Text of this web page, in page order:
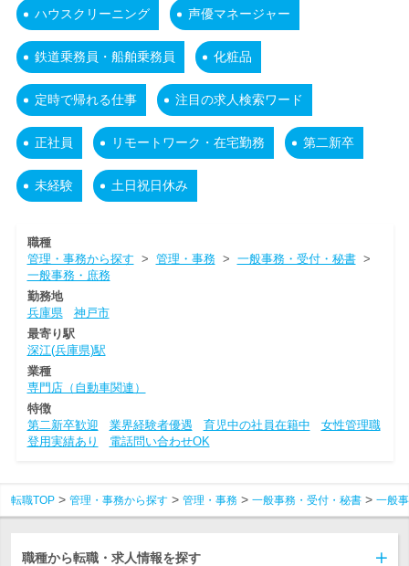
ハウスクリーニング 声優マネージャー
鉄道乗務員・船舶乗務員 化粧品
定時で帰れる仕事 注目の求人検索ワード
正社員 リモートワーク・在宅勤務 第二新卒
未経験 土日祝日休み
職種
管理・事務から探す > 管理・事務> 一般事務・受付・秘書>
一般事務・庶務
勤務地
兵庫県
神戸市
最寄り駅
深江(兵庫県)駅
業種
専門店（自動車関連）
特徴
第二新卒歓迎
業界経験者優遇 育児中の社員在籍中
女性管理職
登用実績あり
電話問い合わせOK
転職TOP 管理・事務から探す 管理・事務 一般事務・受付・秘書 一般
職種から転職・求人情報を探す